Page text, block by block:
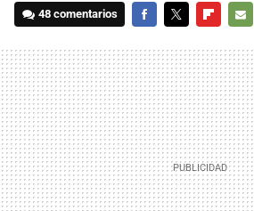
48 comentarios
MAIL